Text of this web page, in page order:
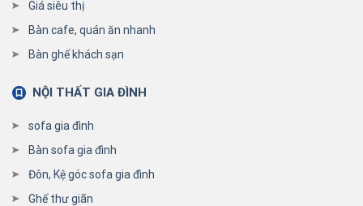
Giá siêu thị
Bàn cafe, quán ăn nhanh
Bàn ghế khách sạn
NỘI THẤT GIA ĐÌNH
sofa gia đình
Bàn sofa gia đình
Đôn, Kệ góc sofa gia đình
Ghế thư giãn